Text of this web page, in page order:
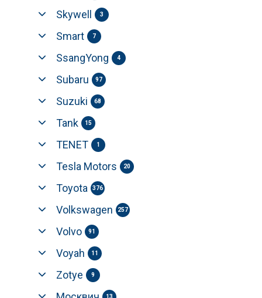
Skywell 3
Smart 7
SsangYong 4
Subaru 97
Suzuki 68
Tank 15
TENET 1
Tesla Motors 20
Toyota 376
Volkswagen 257
Volvo 91
Voyah 11
Zotye 9
13